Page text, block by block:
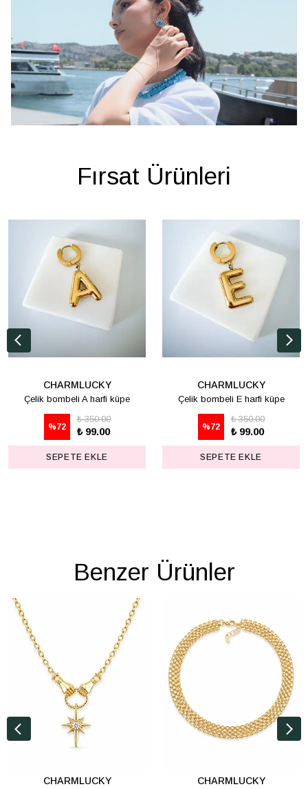
Fırsat Ürünleri
CHARMLUCKY
Çelik bombeli A harfi küpe
%72
₺ 350.00
₺ 99.00
SEPETE EKLE
CHARMLUCKY
Çelik bombeli E harfi küpe
%72
₺ 350.00
₺ 99.00
SEPETE EKLE
Benzer Ürünler
CHARMLUCKY CHARMLUCKY